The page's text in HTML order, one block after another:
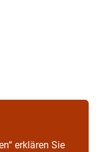
erklären Sie